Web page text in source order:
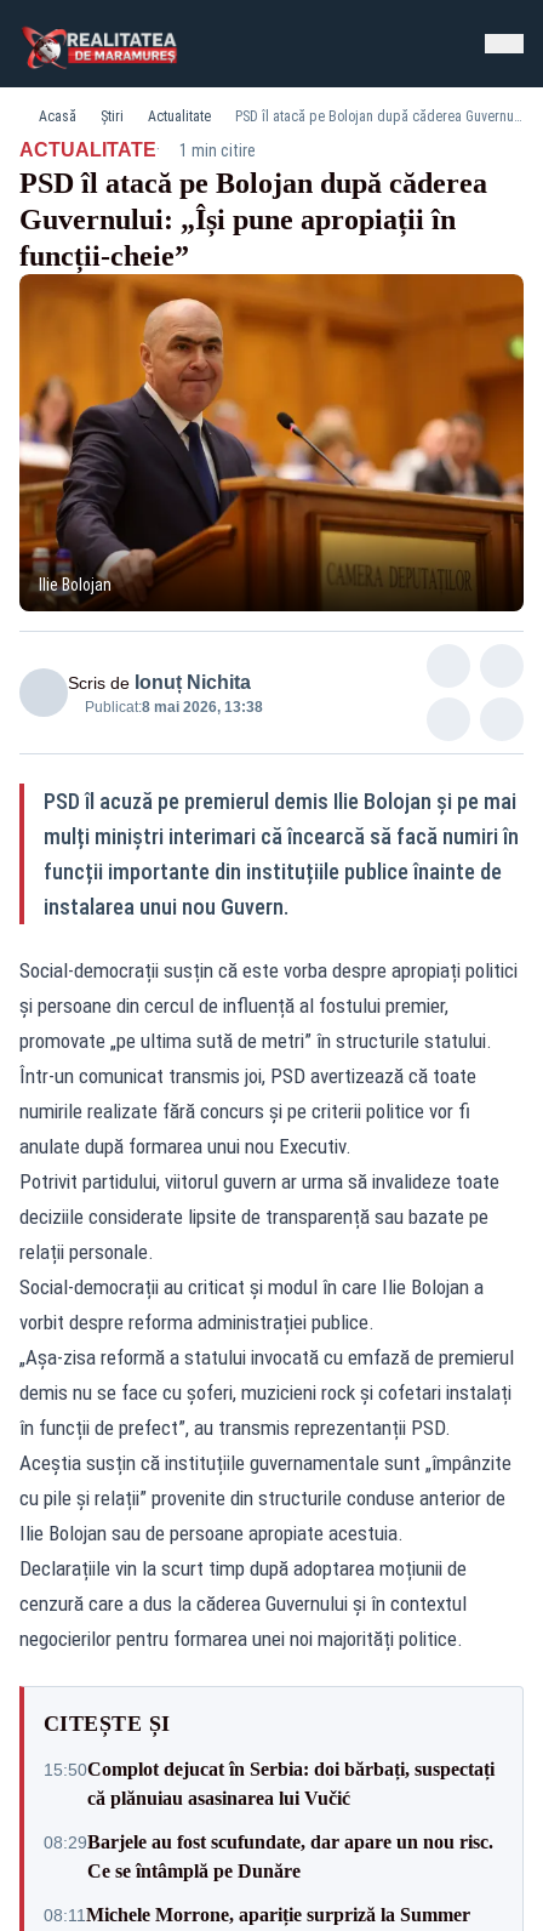
Acasă Știri Actualitate PSD îl atacă pe Bolojan după căderea Guvernului: „Își pune apropiații în funcții-cheie”
ACTUALITATE· 1 min citire
PSD îl atacă pe Bolojan după căderea
Guvernului: „Își pune apropiații în
funcții-cheie”
Ilie Bolojan
Scris de Ionuț Nichita
Publicat:8 mai 2026, 13:38
PSD îl acuză pe premierul demis Ilie Bolojan și pe mai
mulți miniștri interimari că încearcă să facă numiri în
funcții importante din instituțiile publice înainte de
instalarea unui nou Guvern.
Social-democrații susțin că este vorba despre apropiați politici
și persoane din cercul de influență al fostului premier,
promovate „pe ultima sută de metri” în structurile statului.
Într-un comunicat transmis joi, PSD avertizează că toate
numirile realizate fără concurs și pe criterii politice vor fi
anulate după formarea unui nou Executiv.
Potrivit partidului, viitorul guvern ar urma să invalideze toate
deciziile considerate lipsite de transparență sau bazate pe
relații personale.
Social-democrații au criticat și modul în care Ilie Bolojan a
vorbit despre reforma administrației publice.
„Așa-zisa reformă a statului invocată cu emfază de premierul
demis nu se face cu șoferi, muzicieni rock și cofetari instalați
în funcții de prefect”, au transmis reprezentanții PSD.
Aceștia susțin că instituțiile guvernamentale sunt „împânzite
cu pile și relații” provenite din structurile conduse anterior de
Ilie Bolojan sau de persoane apropiate acestuia.
Declarațiile vin la scurt timp după adoptarea moțiunii de
cenzură care a dus la căderea Guvernului și în contextul
negocierilor pentru formarea unei noi majorități politice.
CITEȘTE ȘI
15:50Complot dejucat în Serbia: doi bărbați, suspectați
că plănuiau asasinarea lui Vučić
08:29Barjele au fost scufundate, dar apare un nou risc.
Ce se întâmplă pe Dunăre
08:11Michele Morrone, apariție surpriză la Summer